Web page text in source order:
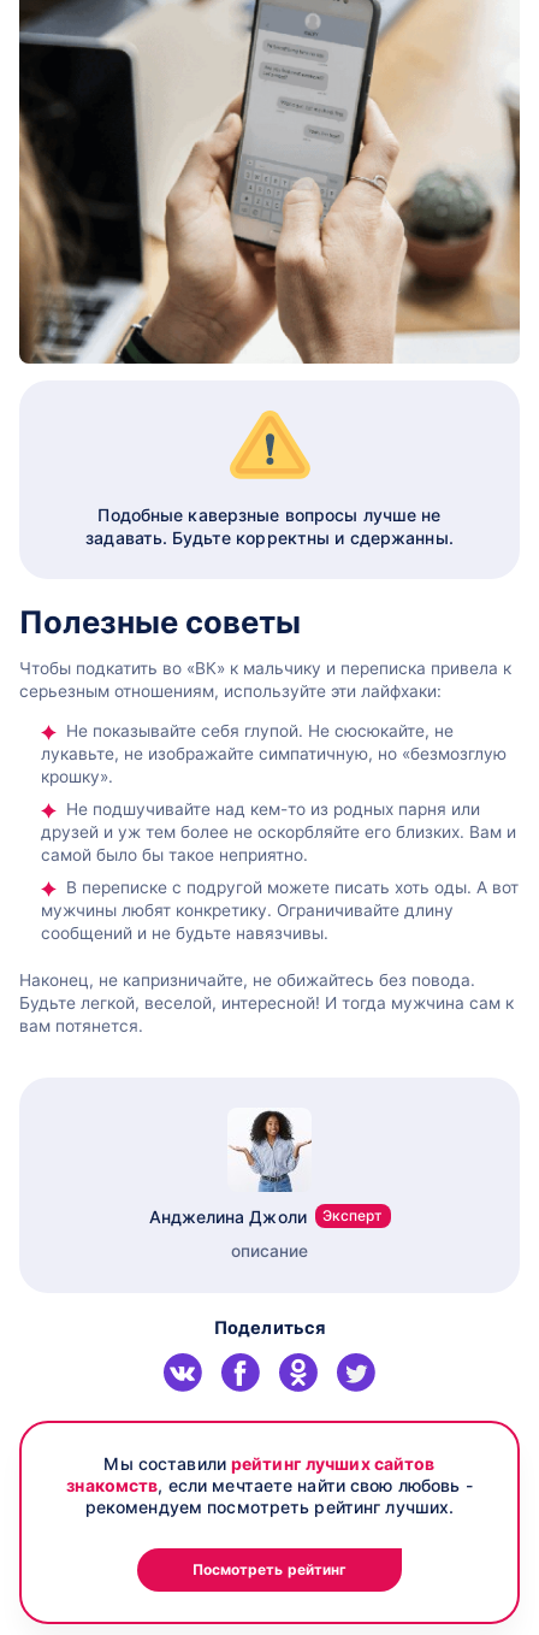
Подобные каверзные вопросы лучше не
задавать. Будьте корректны и сдержанны.
Полезные советы
Чтобы подкатить во «ВК» к мальчику и переписка привела к
серьезным отношениям, используйте эти лайфхаки:
Не показывайте себя глупой. Не сюсюкайте, не
лукавьте, не изображайте симпатичную, но «безмозглую
крошку».
Не подшучивайте над кем-то из родных парня или
друзей и уж тем более не оскорбляйте его близких. Вам и
самой было бы такое неприятно.
В переписке с подругой можете писать хоть оды. А вот
мужчины любят конкретику. Ограничивайте длину
сообщений и не будьте навязчивы.
Наконец, не капризничайте, не обижайтесь без повода.
Будьте легкой, веселой, интересной! И тогда мужчина сам к
вам потянется.
Анджелина Джоли Эксперт
описание
Поделиться
Мы составилирейтинг лучших сайтов
знакомств, если мечтаете найти свою любовь -
рекомендуем посмотреть рейтинг лучших.
Посмотреть рейтинг